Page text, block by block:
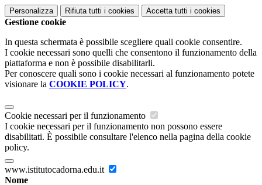
Personalizza Rifiuta tutti i cookies Accetta tutti i cookies
Gestione cookie
In questa schermata è possibile scegliere quali cookie consentire.
I cookie necessari sono quelli che consentono il funzionamento della
piattaforma e non è possibile disabilitarli.
Per conoscere quali sono i cookie necessari al funzionamento potete
visionare la COOKIE POLICY.
Cookie necessari per il funzionamento
I cookie necessari per il funzionamento non possono essere
disabilitati. È possibile consultare l'elenco nella pagina della cookie
policy.
www.istitutocadorna.edu.it
Nome